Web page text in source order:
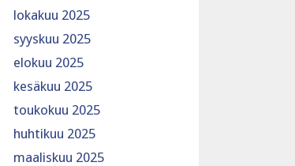
lokakuu 2025
syyskuu 2025
elokuu 2025
kesäkuu 2025
toukokuu 2025
huhtikuu 2025
maaliskuu 2025